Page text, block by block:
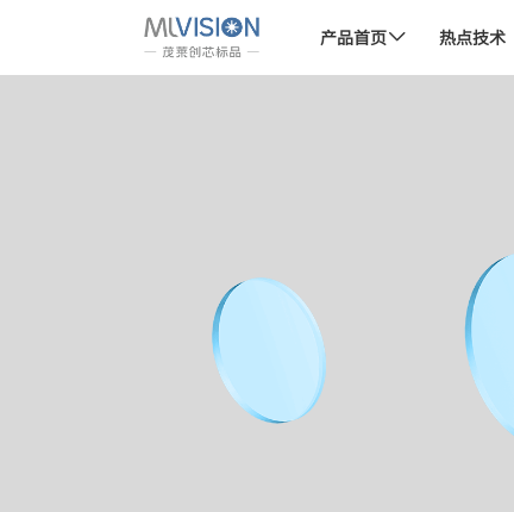
产品首页 热点技术
首页 产品首页 光学件 窗口片 H-K9L窗口片